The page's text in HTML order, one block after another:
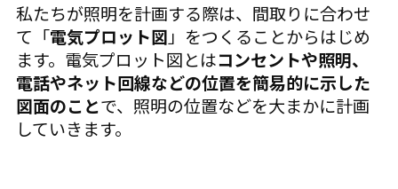
私たちが照明を計画する際は、間取りに合わせ
て「電気プロット図」をつくることからはじめ
ます。電気プロット図とはコンセントや照明、
電話やネット回線などの位置を簡易的に示した
図面のことで、照明の位置などを大まかに計画
していきます。